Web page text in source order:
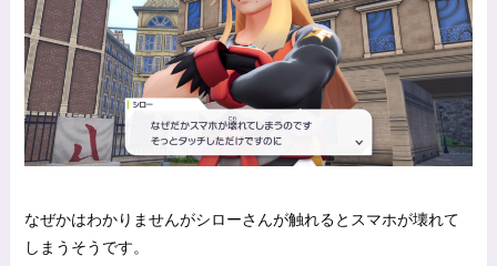
なぜかはわかりませんがシローさんが触れるとスマホが壊れて
しまうそうです。